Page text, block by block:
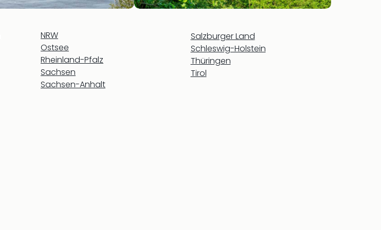
NRW
Ostsee
Rheinland-Pfalz
Sachsen
Sachsen-Anhalt
Salzburger Land
Schleswig-Holstein
Thüringen
Tirol